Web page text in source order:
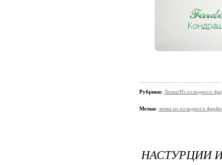
Рубрики: Лепка/Из холодного
Метки: лепка из холодного
НАСТУРЦИИ